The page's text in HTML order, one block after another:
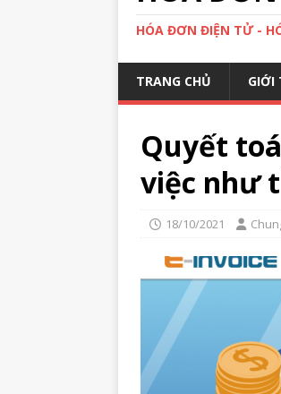
HÓA ĐƠN ĐIỆN TỬ -
TRANG CHỦ GIỚI
Quyết
việc như
18/10/2021